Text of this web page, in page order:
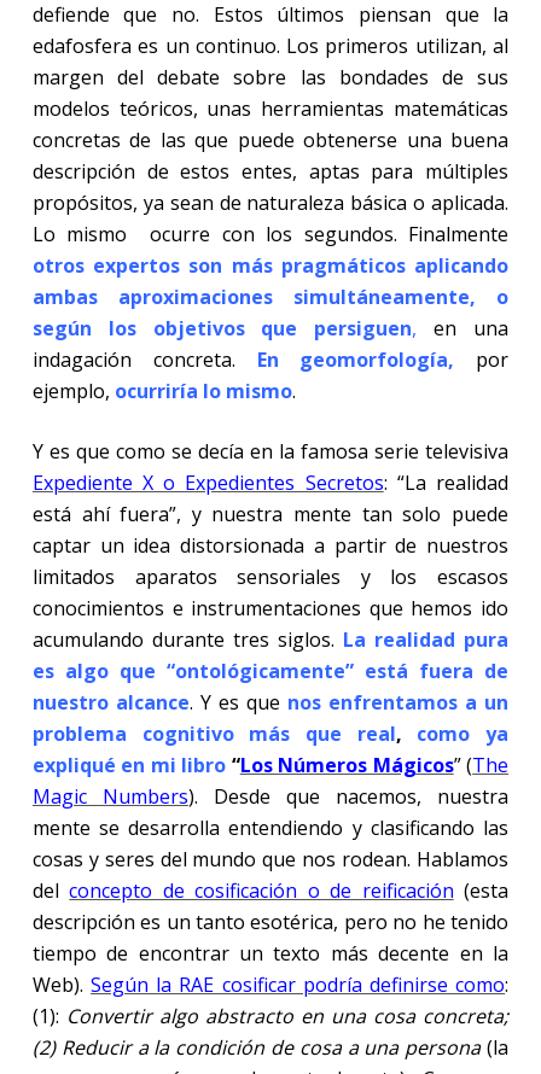
defiende que no. Estos últimos piensan que la
edafosfera es un continuo. Los primeros utilizan, al
margen del debate sobre las bondades de sus
modelos teóricos, unas herramientas matemáticas
concretas de las que puede obtenerse una buena
descripción de estos entes, aptas para múltiples
propósitos, ya sean de naturaleza básica o aplicada.
Lo mismo ocurre con los segundos. Finalmente
otros expertos son más pragmáticos aplicando
ambas aproximaciones simultáneamente, o
según los objetivos que persiguen,en una
indagación concreta. En geomorfología, por
ejemplo, ocurriría lo mismo.
Y es que como se decía en la famosa serie televisiva
Expediente X o Expedientes Secretos: “La realidad
está ahí fuera”, y nuestra mente tan solo puede
captar un idea distorsionada a partir de nuestros
limitados aparatos sensoriales y los escasos
conocimientos e instrumentaciones que hemos ido
acumulando durante tres siglos. La realidad pura
es algo que “ontológicamente” está fuera de
nuestro alcance. Y es que nos enfrentamos a un
problema cognitivo más que real, como ya
expliqué en mi libro “Los Números Mágicos” (The
Magic Numbers). Desde que nacemos, nuestra
mente se desarrolla entendiendo y clasificando las
cosas y seres del mundo que nos rodean. Hablamos
delconcepto de cosificación o de reificación (esta
descripción es un tanto esotérica, pero no he tenido
tiempo de encontrar un texto más decente en la
Web).Según la RAE cosificar podría definirse como:
(1): Convertir algo abstracto en una cosa concreta;
(2) Reducir a la condición de cosa a una persona(la